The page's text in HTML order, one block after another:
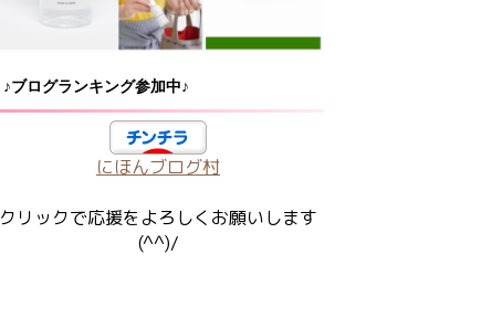
♪ブログランキング参加中♪
にほんブログ村
クリックで応援をよろしくお願いします
(^^)/